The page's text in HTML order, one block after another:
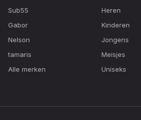
Sub55
Gabor
Nelson
tamaris
Alle merken
Heren
Kinderen
Jongens
Meisjes
Uniseks